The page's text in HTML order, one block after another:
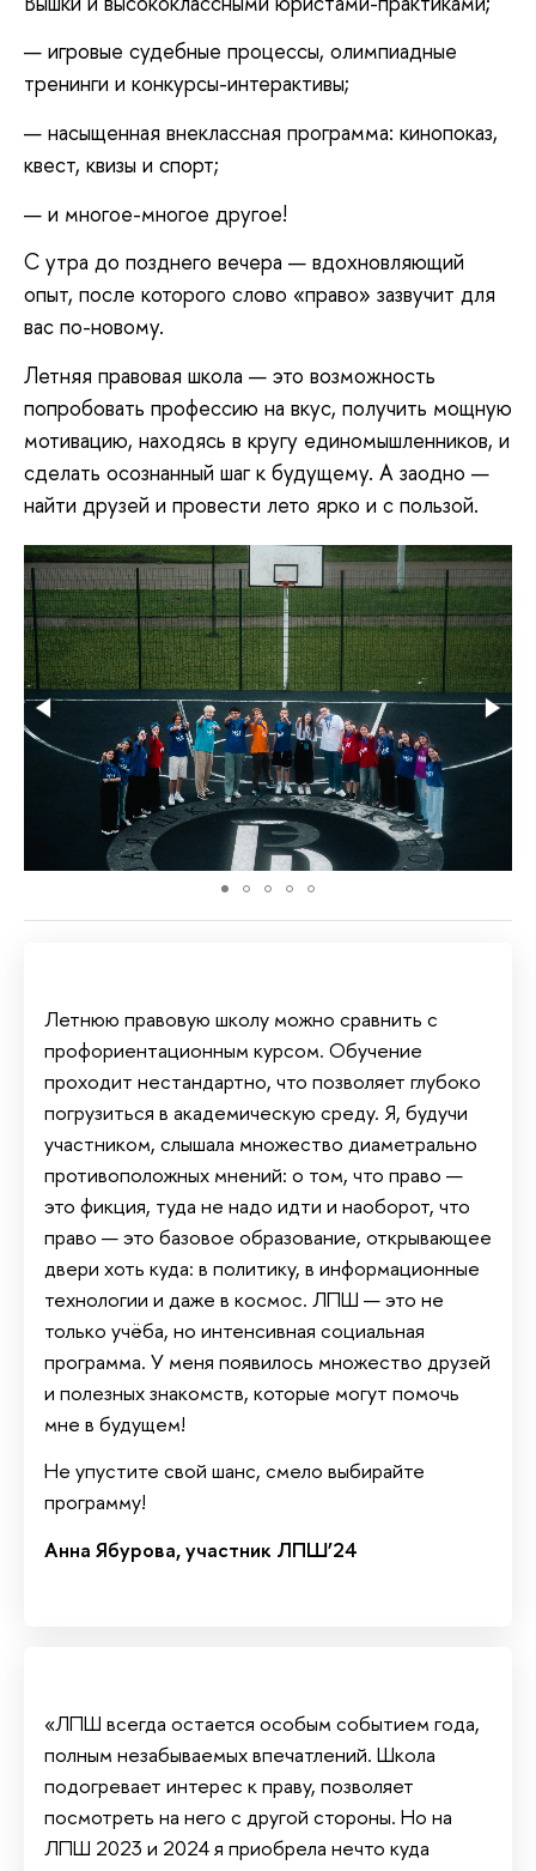
— игровые судебные процессы, олимпиадные
тренинги и конкурсы-интерактивы;
— насыщенная внеклассная программа: кинопоказ,
квест, квизы и спорт;
— и многое-многое другое!
С утра до позднего вечера — вдохновляющий
опыт, после которого слово «право» зазвучит для
вас по-новому.
Летняя правовая школа — это возможность
попробовать профессию на вкус, получить мощную
мотивацию, находясь в кругу единомышленников, и
сделать осознанный шаг к будущему. А заодно —
найти друзей и провести лето ярко и с пользой.
Летнюю правовую школу можно сравнить с
профориентационным курсом. Обучение
проходит нестандартно, что позволяет глубоко
погрузиться в академическую среду. Я, будучи
участником, слышала множество диаметрально
противоположных мнений: о том, что право —
это фикция, туда не надо идти и наоборот, что
право — это базовое образование, открывающее
двери хоть куда: в политику, в информационные
технологии и даже в космос. ЛПШ — это не
только учёба, но интенсивная социальная
программа. У меня появилось множество друзей
и полезных знакомств, которые могут помочь
мне в будущем!
Не упустите свой шанс, смело выбирайте
программу!
Анна Ябурова, участник ЛПШ’24
«ЛПШ всегда остается особым событием года,
полным незабываемых впечатлений. Школа
подогревает интерес к праву, позволяет
посмотреть на него с другой стороны. Но на
ЛПШ 2023 и 2024 я приобрела нечто куда